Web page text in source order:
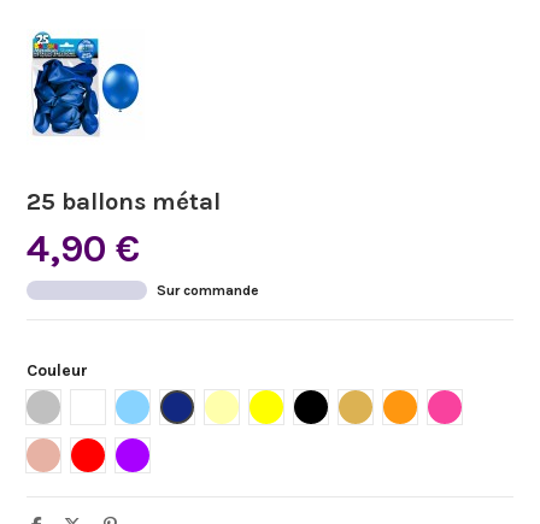
25 ballons métal
4,90 €
Sur commande
Couleur
Argent Blanc Bleu cielBleu marine
Ivoire Jaune Noir Or Orange Rose
Rose gold
Rouge Violet